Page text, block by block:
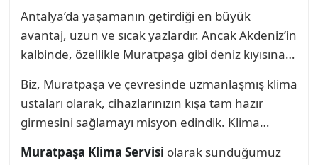
Antalya’da yaşamanın getirdiği en büyük
avantaj, uzun ve sıcak yazlardır. Ancak Akdeniz’in
kalbinde, özellikle Muratpaşa gibi deniz kıyısına
zorlukları vardır. Antalya’nın kışı sert soğuklarla
değil, yüksek nem oranı ve bu nemin yarattığı
keskin bir üşüme hissiyle karakterizedir. Gündüz
sıcaklıkları nispeten yüksek görünse de, akşam
Biz, Muratpaşa ve çevresinde uzmanlaşmış klima
ustaları olarak, cihazlarınızın kışa tam hazır
girmesini sağlamayı misyon edindik. Klima
tersi bir döngüde çalışır; dış üniteden ısı enerjisini
Muratpaşa Klima Servisi olarak sunduğumuz